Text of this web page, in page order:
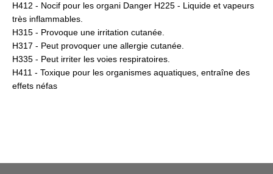
H412 - Nocif pour les organi Danger H225 - Liquide et vapeurs
très inflammables.
H315 - Provoque une irritation cutanée.
H317 - Peut provoquer une allergie cutanée.
H335 - Peut irriter les voies respiratoires.
H411 - Toxique pour les organismes aquatiques, entraîne des
effets néfas